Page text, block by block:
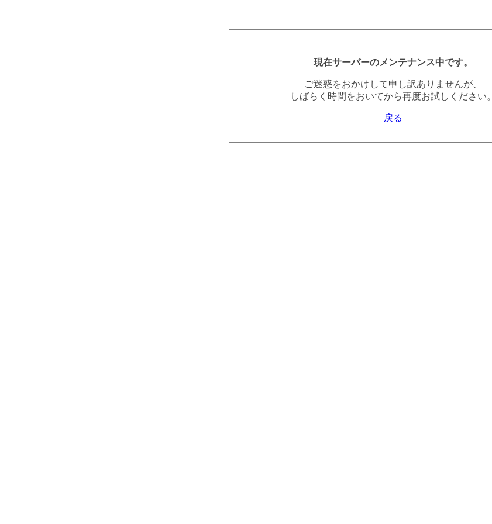
現在サーバーのメンテナンス中です。
ご迷惑をおかけして申し訳ありませんが、
しばらく時間をおいてから再度お試しください。
戻る